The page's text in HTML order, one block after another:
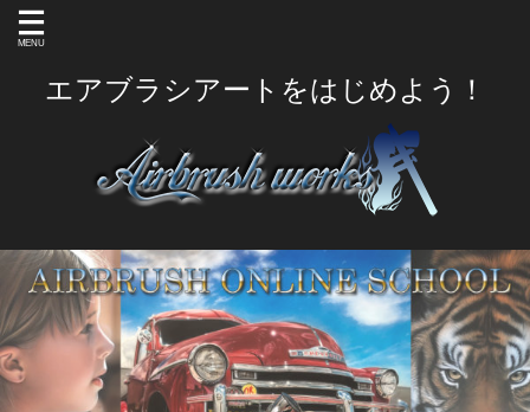
エアブラシアートをはじめよう！